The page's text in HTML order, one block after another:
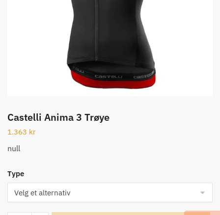
Castelli Anima 3 Trøye
1.363 kr
null
Type